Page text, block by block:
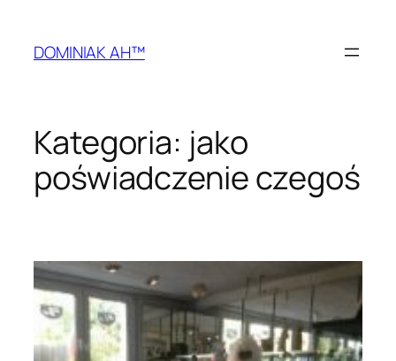
treściDOMINIAK AH™
Kategoria: jako
poświadczenie czegoś